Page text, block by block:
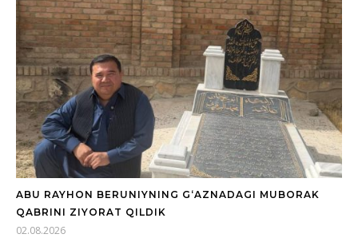
ABU RAYHON BERUNIYNING G‘AZNADAGI MUBORAK
QABRINI ZIYORAT QILDIK
02.08.2026